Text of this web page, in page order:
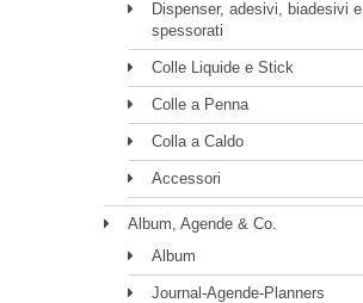
Dispenser, adesivi, biadesivi e
spessorati
Colle Liquide e Stick
Colle a Penna
Colla a Caldo
Accessori
Album, Agende & Co.
Album
Journal-Agende-Planners